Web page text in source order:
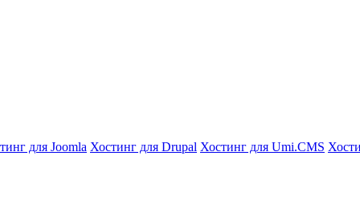
для Joomla Хостинг для Drupal Хостинг для Umi.CMS